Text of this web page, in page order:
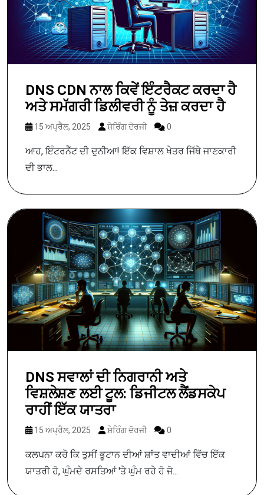
DNS CDN ਨਾਲ ਕਿਵੇਂ ਇੰਟਰੈਕਟ ਕਰਦਾ ਹੈ
ਅਤੇ ਸਮੱਗਰੀ ਡਿਲੀਵਰੀ ਨੂੰ ਤੇਜ਼ ਕਰਦਾ ਹੈ
15 ਅਪ੍ਰੈਲ, 2025 ਸ਼ੇਰਿੰਗ ਦੋਰਜੀ 0
ਆਹ, ਇੰਟਰਨੈੱਟ ਦੀ ਦੁਨੀਆ! ਇੱਕ ਵਿਸ਼ਾਲ ਖੇਤਰ ਜਿੱਥੇ ਜਾਣਕਾਰੀ
ਦੀ ਭਾਲ...
DNS ਸਵਾਲਾਂ ਦੀ ਨਿਗਰਾਨੀ ਅਤੇ
ਵਿਸ਼ਲੇਸ਼ਣ ਲਈ ਟੂਲ: ਡਿਜੀਟਲ ਲੈਂਡਸਕੇਪ
ਰਾਹੀਂ ਇੱਕ ਯਾਤਰਾ
15 ਅਪ੍ਰੈਲ, 2025 ਸ਼ੇਰਿੰਗ ਦੋਰਜੀ 0
ਕਲਪਨਾ ਕਰੋ ਕਿ ਤੁਸੀਂ ਭੂਟਾਨ ਦੀਆਂ ਸ਼ਾਂਤ ਵਾਦੀਆਂ ਵਿੱਚ ਇੱਕ
ਯਾਤਰੀ ਹੋ, ਘੁੰਮਦੇ ਰਸਤਿਆਂ 'ਤੇ ਘੁੰਮ ਰਹੇ ਹੋ ਜੋ...